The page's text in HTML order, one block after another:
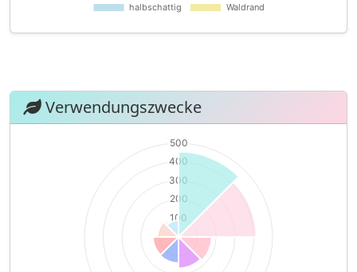
Verwendungszwecke